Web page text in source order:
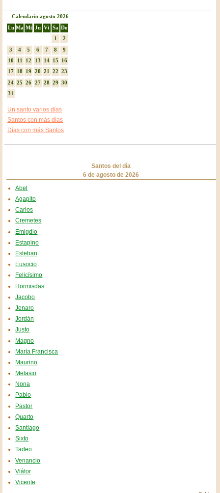
Calendario agosto 2026
Lu Ma Mi Ju Vi Sa Do
1
2
3
4 5 6 7 8
9
10
11 12 13 14 15
16
17 18 19 20 21 22
23
24 25 26 27 28 29
30
31
Un santo varios días
Santos con más días
Días con más Santos
Santos del día
6 de agosto de 2026
Abel
Agapito
Carlos
Cremetes
Emigdio
Estapino
Esteban
Eusocio
Felicísimo
Hormisdas
Jacobo
Jenaro
Jordán
Justo
Magno
María Francisca
Maurino
Melasio
Nona
Pablo
Pastor
Quarto
Santiago
Sixto
Tadeo
Venancio
Viátor
Vicente